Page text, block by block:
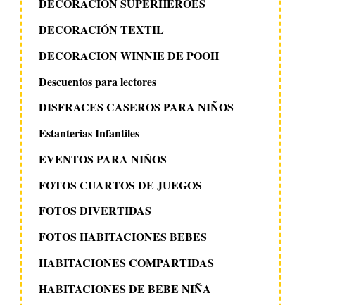
DECORACION SUPERHEROES
DECORACIÓN TEXTIL
DECORACION WINNIE DE POOH
Descuentos para lectores
DISFRACES CASEROS PARA NIÑOS
Estanterias Infantiles
EVENTOS PARA NIÑOS
FOTOS CUARTOS DE JUEGOS
FOTOS DIVERTIDAS
FOTOS HABITACIONES BEBES
HABITACIONES COMPARTIDAS
HABITACIONES DE BEBE NIÑA